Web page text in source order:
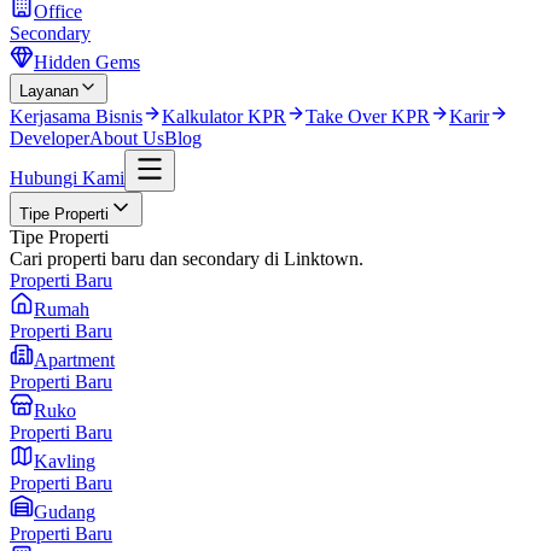
Office
Secondary
Hidden Gems
Layanan
Kerjasama Bisnis Kalkulator KPR Take Over KPR
Karir
DeveloperAbout UsBlog
Hubungi Kami
Tipe Properti
Tipe Properti
Cari properti baru dan secondary di Linktown.
Properti Baru
Rumah
Properti Baru
Apartment
Properti Baru
Ruko
Properti Baru
Kavling
Properti Baru
Gudang
Properti Baru